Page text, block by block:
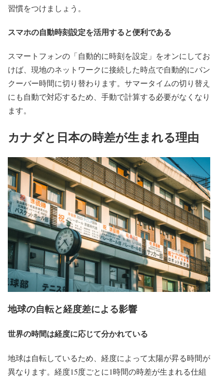
習慣をつけましょう。
スマホの自動時刻設定を活用すると便利である
スマートフォンの「自動的に時刻を設定」をオンにしてお
けば、現地のネットワークに接続した時点で自動的にバン
クーバー時間に切り替わります。サマータイムの切り替え
にも自動で対応するため、手動で計算する必要がなくなり
ます。
カナダと日本の時差が生まれる理由
地球の自転と経度差による影響
世界の時間は経度に応じて分かれている
地球は自転しているため、経度によって太陽が昇る時間が
異なります。経度15度ごとに1時間の時差が生まれる仕組